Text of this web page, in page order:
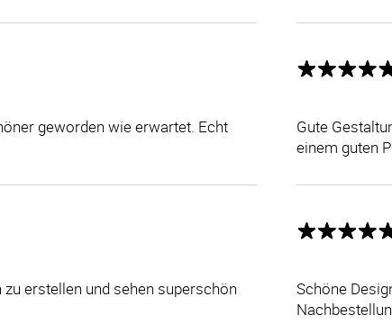
geworden wie erwartet. Echt
Gute
einem guten
erstellen und sehen superschön
Schöne